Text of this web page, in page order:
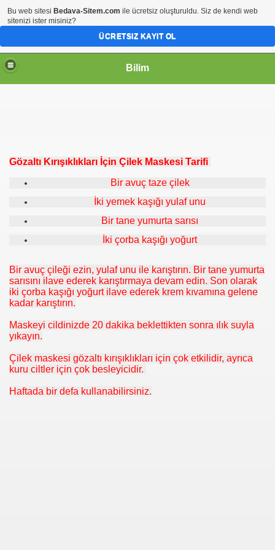
Bilim
Gözaltı Kırışıklıkları İçin Çilek Maskesi Tarifi
Bir avuç taze çilek
İki yemek kaşığı yulaf unu
Bir tane yumurta sarısı
İki çorba kaşığı yoğurt
Bir avuç çileği ezin, yulaf unu ile karıştırın. Bir tane yumurta
sarısını ilave ederek karıştırmaya devam edin. Son olarak
iki çorba kaşığı yoğurt ilave ederek krem kıvamına gelene
kadar karıştırın.
Maskeyi cildinizde 20 dakika beklettikten sonra ılık suyla
yıkayın.
Çilek maskesi gözaltı kırışıklıkları için çok etkilidir, ayrıca
kuru ciltler için çok besleyicidir.
Haftada bir defa kullanabilirsiniz.
Bu web sitesi Bedava-Sitem.com ile ücretsiz oluşturuldu. Siz de kendi web
sitenizi ister misiniz?
ÜCRETSIZ KAYIT OL